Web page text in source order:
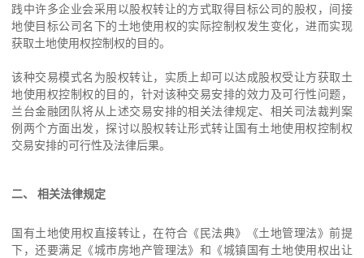
践中许多企业会采用以股权转让的方式取得目标公司的股权，间接
地使目标公司名下的土地使用权的实际控制权发生变化，进而实现
获取土地使用权控制权的目的。
该种交易模式名为股权转让，实质上却可以达成股权受让方获取土
地使用权控制权的目的，针对该种交易安排的效力及可行性问题，
兰台金融团队将从上述交易安排的相关法律规定、相关司法裁判案
例两个方面出发，探讨以股权转让形式转让国有土地使用权控制权
交易安排的可行性及法律后果。
二、 相关法律规定
国有土地使用权直接转让，在符合《民法典》《土地管理法》前提
下，还要满足《城市房地产管理法》和《城镇国有土地使用权出让